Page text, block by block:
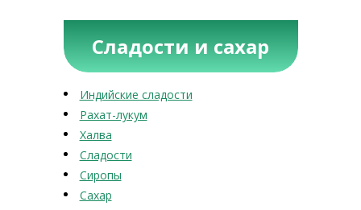
Сладости и сахар
Индийские сладости
Рахат-лукум
Халва
Сладости
Сиропы
Сахар